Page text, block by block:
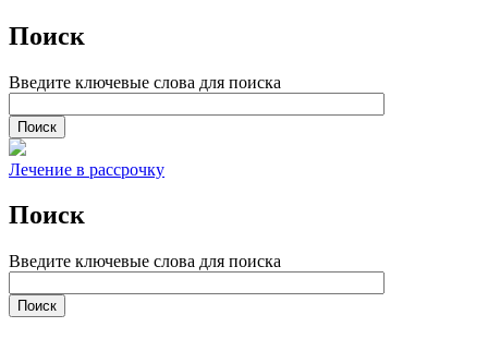
Поиск
Введите ключевые слова для поиска
Лечение в рассрочку
Поиск
Введите ключевые слова для поиска